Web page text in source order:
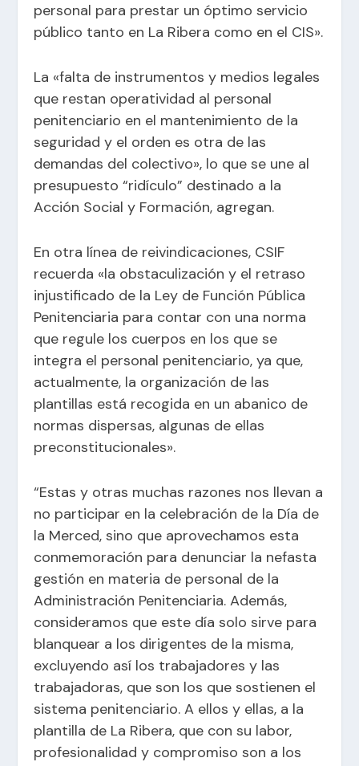
personal para prestar un óptimo servicio
público tanto en La Ribera como en el CIS».
La «falta de instrumentos y medios legales
que restan operatividad al personal
penitenciario en el mantenimiento de la
seguridad y el orden es otra de las
demandas del colectivo», lo que se une al
presupuesto “ridículo” destinado a la
Acción Social y Formación, agregan.
En otra línea de reivindicaciones, CSIF
recuerda «la obstaculización y el retraso
injustificado de la Ley de Función Pública
Penitenciaria para contar con una norma
que regule los cuerpos en los que se
integra el personal penitenciario, ya que,
actualmente, la organización de las
plantillas está recogida en un abanico de
normas dispersas, algunas de ellas
preconstitucionales».
“Estas y otras muchas razones nos llevan a
no participar en la celebración de la Día de
la Merced, sino que aprovechamos esta
conmemoración para denunciar la nefasta
gestión en materia de personal de la
Administración Penitenciaria. Además,
consideramos que este día solo sirve para
blanquear a los dirigentes de la misma,
excluyendo así los trabajadores y las
trabajadoras, que son los que sostienen el
sistema penitenciario. A ellos y ellas, a la
plantilla de La Ribera, que con su labor,
profesionalidad y compromiso son a los